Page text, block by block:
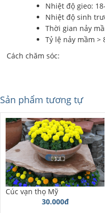
Nhiệt độ gieo:
Nhiệt độ sinh
Thời gian nảy
Tỷ lệ nảy mầm >
Cách chăm sóc:
Sản phẩm tương tự
Cúc vạn thọ Mỹ
30.000đ